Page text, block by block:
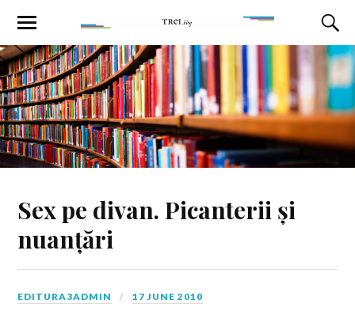
Sex pe divan. Picanterii și
nuanțări
EDITURA3ADMIN 17 JUNE 2010